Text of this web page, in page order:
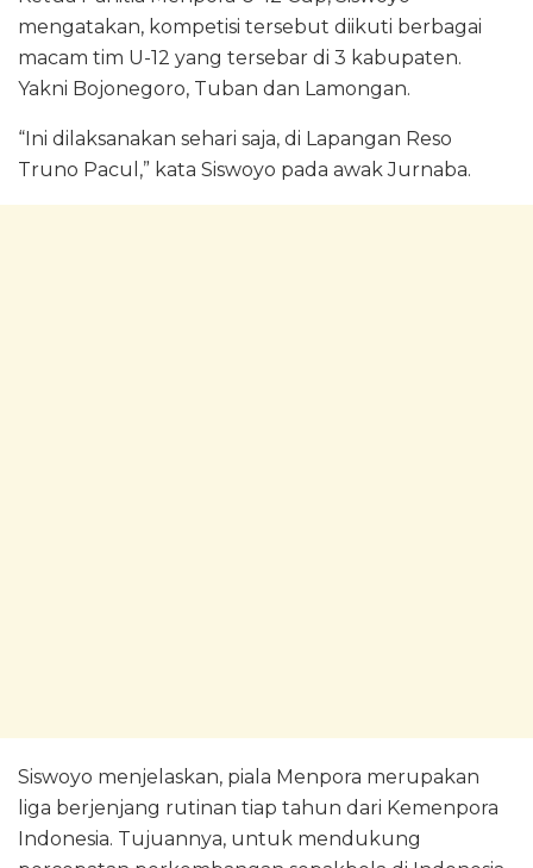
mengatakan, kompetisi tersebut diikuti berbagai
macam tim U-12 yang tersebar di 3 kabupaten.
Yakni Bojonegoro, Tuban dan Lamongan.
“Ini dilaksanakan sehari saja, di Lapangan Reso
Truno Pacul,” kata Siswoyo pada awak Jurnaba.
Siswoyo menjelaskan, piala Menpora merupakan
liga berjenjang rutinan tiap tahun dari Kemenpora
Indonesia. Tujuannya, untuk mendukung